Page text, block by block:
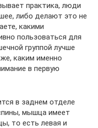
практика, люди
либо делают это не
какими
пользоваться для
группой лучше
каким именно
в первую
в заднем отделе
мышца имеет
то есть левая и